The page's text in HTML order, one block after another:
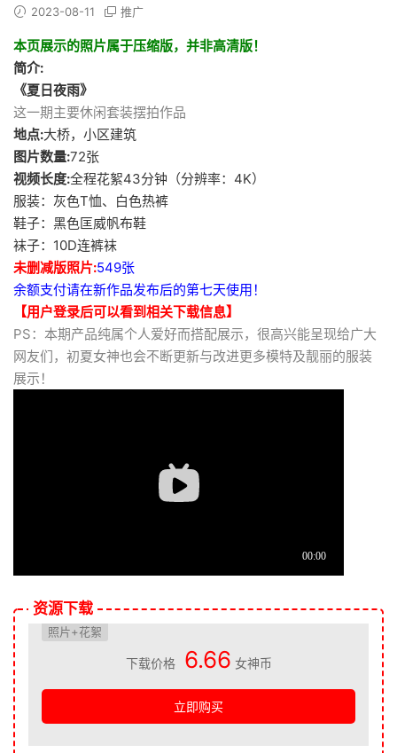
2023-08-11 推广
本页展示的照片属于压缩版，并非高清版！
简介:
《夏日夜雨》
这一期主要休闲套装摆拍作品
地点:大桥，小区建筑
图片数量:72张
视频长度:全程花絮43分钟（分辨率：4K）
服装：灰色T恤、白色热裤
鞋子：黑色匡威帆布鞋
袜子：10D连裤袜
未删减版照片:549张
余额支付请在新作品发布后的第七天使用！
【用户登录后可以看到相关下载信息】
PS：本期产品纯属个人爱好而搭配展示，很高兴能呈现给广大
网友们，初夏女神也会不断更新与改进更多模特及靓丽的服装
展示！
资源下载
照片+花絮
下载价格 6.66 女神币
立即购买